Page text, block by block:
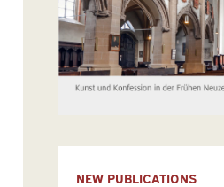
NEW PUBLICATIONS